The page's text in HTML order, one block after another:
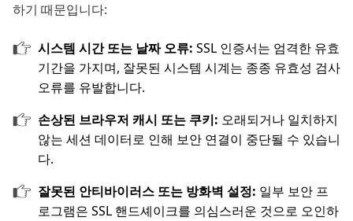
하기 때문입니다:
시스템 시간 또는 날짜 오류: SSL 인증서는 엄격한 유효
기간을 가지며, 잘못된 시스템 시계는 종종 유효성 검사
오류를 유발합니다.
손상된 브라우저 캐시 또는 쿠키: 오래되거나 일치하지
않는 세션 데이터로 인해 보안 연결이 중단될 수 있습니
다.
잘못된 안티바이러스 또는 방화벽 설정: 일부 보안 프
로그램은 SSL 핸드셰이크를 의심스러운 것으로 오인하